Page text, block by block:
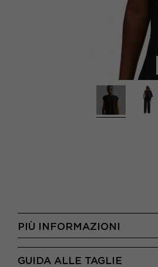
PIÙ INFORMAZIONI
GUIDA ALLE TAGLIE